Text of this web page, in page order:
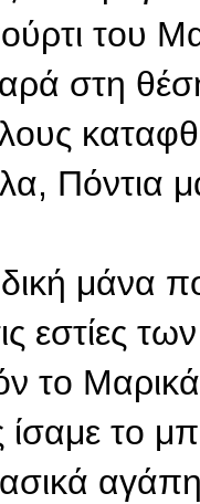
του
στη
Πόντια
μάνα
εστίες
το
ίσαμε το